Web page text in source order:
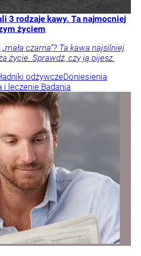
3 rodzaje kawy. Ta najmocniej
życiem
czarna”? Ta kawa najsilniej
życie. Sprawdź, czy ją pijesz.
odżywczeDoniesienia
i leczenie Badania